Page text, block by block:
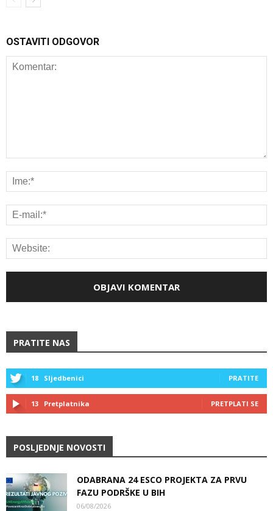
OSTAVITI ODGOVOR
PRATITE NAS
18 Sljedbenici PRATITE
13 Pretplatnika PRETPLATI SE
POSLJEDNJE NOVOSTI
ODABRANA 24 ESCO PROJEKTA ZA PRVU
FAZU PODRŠKE U BIH
06/08/2026